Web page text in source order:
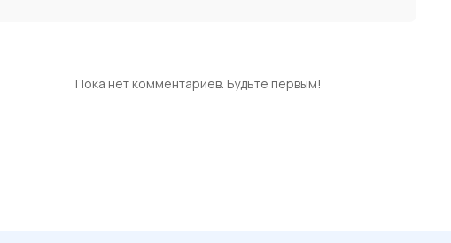
Пока нет комментариев. Будьте первым!